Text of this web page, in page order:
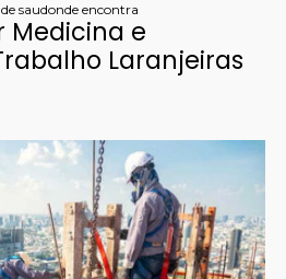
saude ocupacional
onde encontrar medicina e
Medicina e
Laranjeiras